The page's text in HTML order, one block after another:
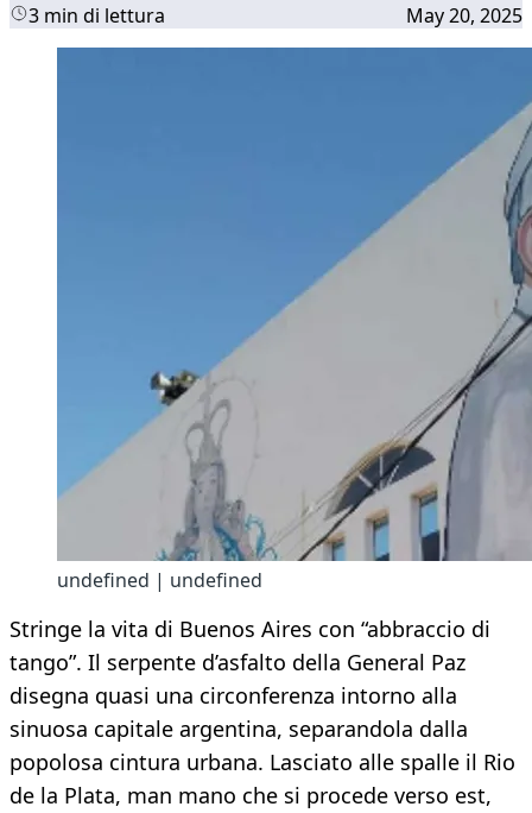
3 min di lettura May 20, 2025
undefined | undefined
Stringe la vita di Buenos Aires con “abbraccio di
tango”. Il serpente d’asfalto della General Paz
disegna quasi una circonferenza intorno alla
sinuosa capitale argentina, separandola dalla
popolosa cintura urbana. Lasciato alle spalle il Rio
de la Plata, man mano che si procede verso est,